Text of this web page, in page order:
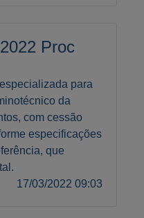
Proc
para
da
com cessão
especificações
que
17/03/2022 09:03